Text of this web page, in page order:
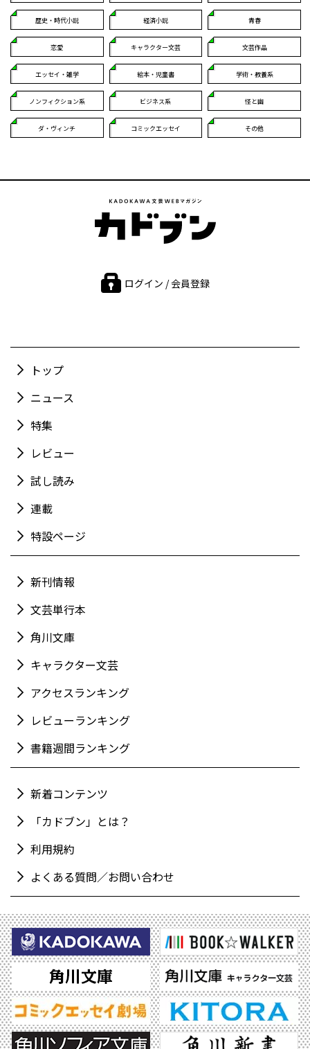
歴史・時代小説 経済小説 青春
恋愛 キャラクター文芸 文芸作品
エッセイ・雑学 絵本・児童書 学術・教養系
ノンフィクション系 ビジネス系 怪と幽
ダ・ヴィンチ コミックエッセイ その他
ログイン / 会員登録
トップ
ニュース
特集
レビュー
試し読み
連載
特設ページ
新刊情報
文芸単行本
角川文庫
キャラクター文芸
アクセスランキング
レビューランキング
書籍週間ランキング
新着コンテンツ
「カドブン」とは？
利用規約
よくある質問／お問い合わせ